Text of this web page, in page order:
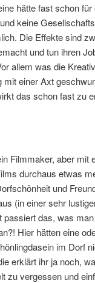
hätte fast schon
keine
Die Effekte sind
und tun ihren
allem was die
einer Axt
das schon fast zu
Filmmaker, aber mit
durchaus etwas
und
(in einer sehr
passiert das, was
Hier hätten eine
im Dorf
erklärt ihr ja noch,
zu vergessen und